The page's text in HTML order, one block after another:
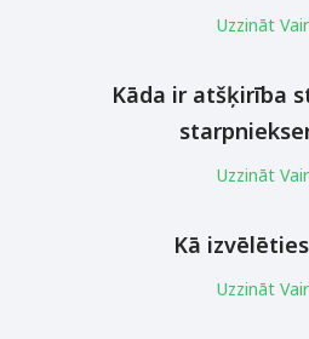
Uzzināt
Kāda ir atšķirība
Uzzināt
Kā
Uzzināt